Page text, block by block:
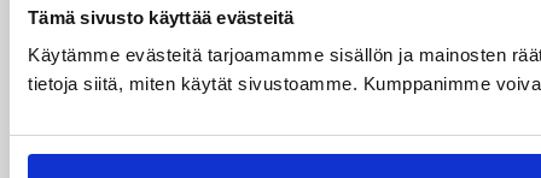
Tämä sivusto käyttää evästeitä
Käytämme evästeitä tarjoamamme sisällön ja mainosten
tietoja siitä, miten käytät sivustoamme. Kumppanimme